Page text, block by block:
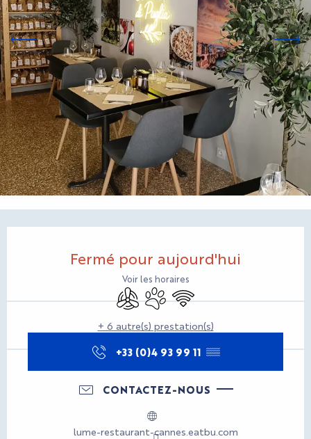
Fermé pour aujourd'hui
Voir les horaires
Air conditionné
Animaux acceptés
WiFi
+ 6 autre(s) prestation(s)
+33 (0)4 93 99 11 ▒▒
CONTACTEZ-NOUS
lume-restaurant-cannes.eatbu.com